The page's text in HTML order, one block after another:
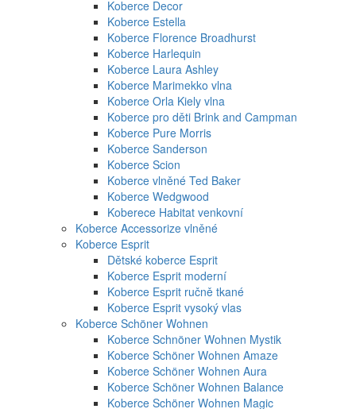
Koberce Decor
Koberce Estella
Koberce Florence Broadhurst
Koberce Harlequin
Koberce Laura Ashley
Koberce Marimekko vlna
Koberce Orla Kiely vlna
Koberce pro děti Brink and Campman
Koberce Pure Morris
Koberce Sanderson
Koberce Scion
Koberce vlněné Ted Baker
Koberce Wedgwood
Koberece Habitat venkovní
Koberce Accessorize vlněné
Koberce Esprit
Dětské koberce Esprit
Koberce Esprit moderní
Koberce Esprit ručně tkané
Koberce Esprit vysoký vlas
Koberce Schöner Wohnen
Koberce Schnöner Wohnen Mystik
Koberce Schöner Wohnen Amaze
Koberce Schöner Wohnen Aura
Koberce Schöner Wohnen Balance
Koberce Schöner Wohnen Magic